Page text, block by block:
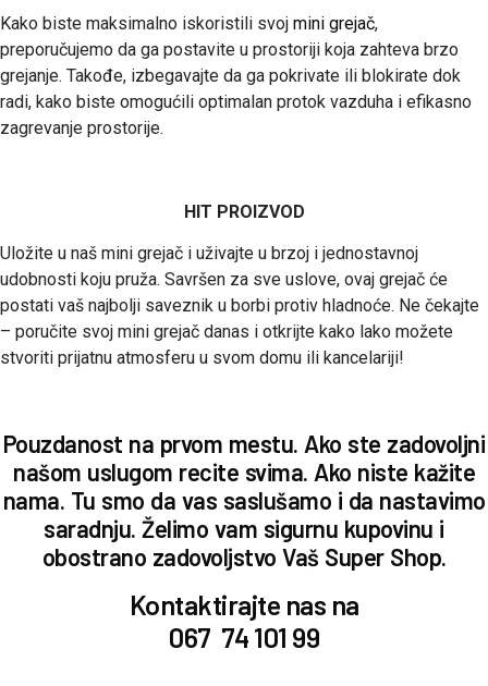
Kako biste maksimalno iskoristili svoj mini grejač,
preporučujemo da ga postavite u prostoriji koja zahteva brzo
grejanje. Takođe, izbegavajte da ga pokrivate ili blokirate dok
radi, kako biste omogućili optimalan protok vazduha i efikasno
zagrevanje prostorije.
HIT PROIZVOD
Uložite u naš mini grejač i uživajte u brzoj i jednostavnoj
udobnosti koju pruža. Savršen za sve uslove, ovaj grejač će
postati vaš najbolji saveznik u borbi protiv hladnoće. Ne čekajte
– poručite svoj mini grejač danas i otkrijte kako lako možete
stvoriti prijatnu atmosferu u svom domu ili kancelariji!
Pouzdanost na prvom mestu. Ako ste zadovoljni
našom uslugom recite svima. Ako niste kažite
nama. Tu smo da vas saslušamo i da nastavimo
saradnju. Želimo vam sigurnu kupovinu i
obostrano zadovoljstvo Vaš Super Shop.
Kontaktirajte nas na
067 74 101 99